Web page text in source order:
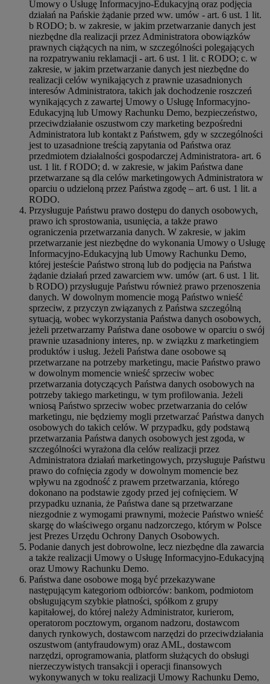
Umowy o Usługę Informacyjno-Edukacyjną oraz podjęcia
działań na Pańskie żądanie przed ww. umów - art. 6 ust. 1 lit.
b RODO; b. w zakresie, w jakim przetwarzanie danych jest
niezbędne dla realizacji przez Administratora obowiązków
prawnych ciążących na nim, w szczególności polegających
na rozpatrywaniu reklamacji - art. 6 ust. 1 lit. c RODO; c. w
zakresie, w jakim przetwarzanie danych jest niezbędne do
realizacji celów wynikających z prawnie uzasadnionych
interesów Administratora, takich jak dochodzenie roszczeń
wynikających z zawartej Umowy o Usługę Informacyjno-
Edukacyjną lub Umowy Rachunku Demo, bezpieczeństwo,
przeciwdziałanie oszustwom czy marketing bezpośredni
Administratora lub kontakt z Państwem, gdy w szczególności
jest to uzasadnione treścią zapytania od Państwa oraz
przedmiotem działalności gospodarczej Administratora- art. 6
ust. 1 lit. f RODO; d. w zakresie, w jakim Państwa dane
przetwarzane są dla celów marketingowych Administratora w
oparciu o udzieloną przez Państwa zgodę – art. 6 ust. 1 lit. a
RODO.
Przysługuje Państwu prawo dostępu do danych osobowych,
prawo ich sprostowania, usunięcia, a także prawo
ograniczenia przetwarzania danych. W zakresie, w jakim
przetwarzanie jest niezbędne do wykonania Umowy o Usługę
Informacyjno-Edukacyjną lub Umowy Rachunku Demo,
której jesteście Państwo stroną lub do podjęcia na Państwa
żądanie działań przed zawarciem ww. umów (art. 6 ust. 1 lit.
b RODO) przysługuje Państwu również prawo przenoszenia
danych. W dowolnym momencie mogą Państwo wnieść
sprzeciw, z przyczyn związanych z Państwa szczególną
sytuacją, wobec wykorzystania Państwa danych osobowych,
jeżeli przetwarzamy Państwa dane osobowe w oparciu o swój
prawnie uzasadniony interes, np. w związku z marketingiem
produktów i usług. Jeżeli Państwa dane osobowe są
przetwarzane na potrzeby marketingu, macie Państwo prawo
w dowolnym momencie wnieść sprzeciw wobec
przetwarzania dotyczących Państwa danych osobowych na
potrzeby takiego marketingu, w tym profilowania. Jeżeli
wniosą Państwo sprzeciw wobec przetwarzania do celów
marketingu, nie będziemy mogli przetwarzać Państwa danych
osobowych do takich celów. W przypadku, gdy podstawą
przetwarzania Państwa danych osobowych jest zgoda, w
szczególności wyrażona dla celów realizacji przez
Administratora działań marketingowych, przysługuje Państwu
prawo do cofnięcia zgody w dowolnym momencie bez
wpływu na zgodność z prawem przetwarzania, którego
dokonano na podstawie zgody przed jej cofnięciem. W
przypadku uznania, że Państwa dane są przetwarzane
niezgodnie z wymogami prawnymi, możecie Państwo wnieść
skargę do właściwego organu nadzorczego, którym w Polsce
jest Prezes Urzędu Ochrony Danych Osobowych.
Podanie danych jest dobrowolne, lecz niezbędne dla zawarcia
a także realizacji Umowy o Usługę Informacyjno-Edukacyjną
oraz Umowy Rachunku Demo.
Państwa dane osobowe mogą być przekazywane
następującym kategoriom odbiorców: bankom, podmiotom
obsługującym szybkie płatności, spółkom z grupy
kapitałowej, do której należy Administrator, kurierom,
operatorom pocztowym, organom nadzoru, dostawcom
danych rynkowych, dostawcom narzędzi do przeciwdziałania
oszustwom (antyfraudowym) oraz AML, dostawcom
narzędzi, oprogramowania, platform służących do obsługi
nierzeczywistych transakcji i operacji finansowych
wykonywanych w toku realizacji Umowy Rachunku Demo,